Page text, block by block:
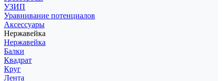
УЗИП
Уравнивание потенциалов
Аксессуары
Нержавейка
Нержавейка
Балки
Квадрат
Круг
Лента